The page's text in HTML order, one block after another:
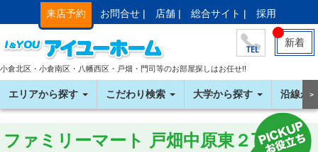
来店予約 お問合せ | 店舗 | 総合サイト | 採用
新着
小倉北区・小倉南区・八幡西区・戸畑・門司等のお部屋探しはお任せ!!
エリアから探す こだわり検索 大学から探す 沿線か＞
ファミリーマート 戸畑中原東２丁目店